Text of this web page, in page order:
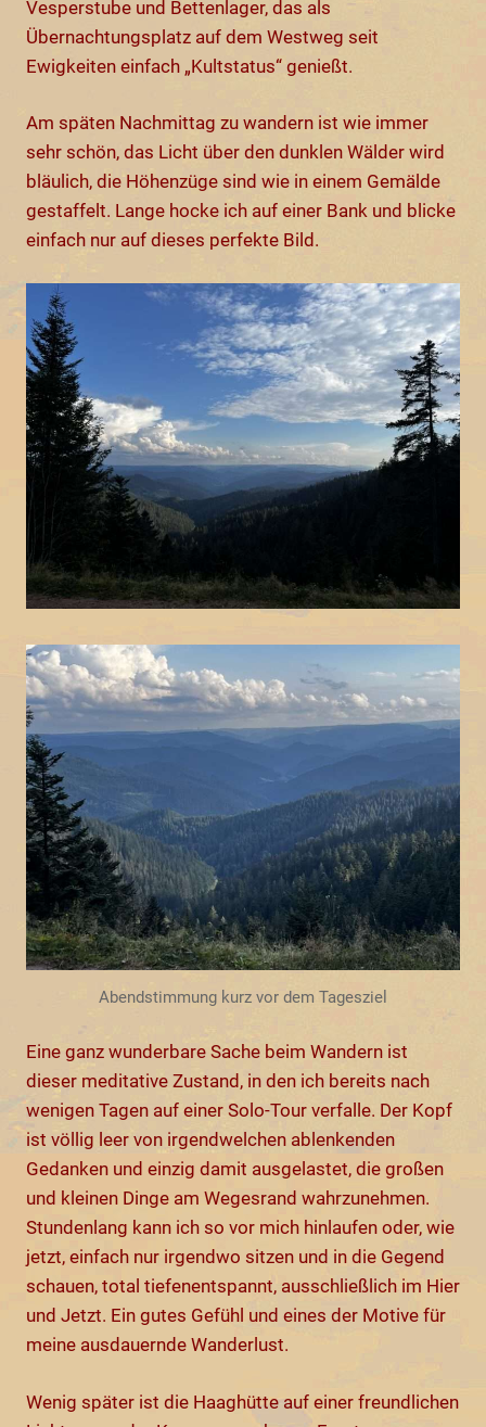
Vesperstube und Bettenlager, das als
Übernachtungsplatz auf dem Westweg seit
Ewigkeiten einfach „Kultstatus“ genießt.
Am späten Nachmittag zu wandern ist wie immer
sehr schön, das Licht über den dunklen Wälder wird
bläulich, die Höhenzüge sind wie in einem Gemälde
gestaffelt. Lange hocke ich auf einer Bank und blicke
einfach nur auf dieses perfekte Bild.
Abendstimmung kurz vor dem Tagesziel
Eine ganz wunderbare Sache beim Wandern ist
dieser meditative Zustand, in den ich bereits nach
wenigen Tagen auf einer Solo-Tour verfalle. Der Kopf
ist völlig leer von irgendwelchen ablenkenden
Gedanken und einzig damit ausgelastet, die großen
und kleinen Dinge am Wegesrand wahrzunehmen.
Stundenlang kann ich so vor mich hinlaufen oder, wie
jetzt, einfach nur irgendwo sitzen und in die Gegend
schauen, total tiefenentspannt, ausschließlich im Hier
und Jetzt. Ein gutes Gefühl und eines der Motive für
meine ausdauernde Wanderlust.
Wenig später ist die Haaghütte auf einer freundlichen